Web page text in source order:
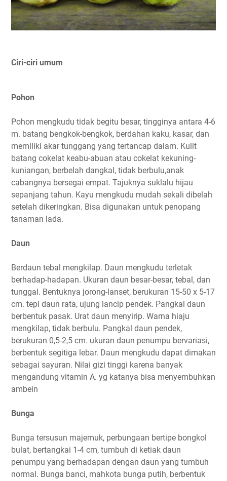
Ciri-ciri umum
Pohon
Pohon mengkudu tidak begitu besar, tingginya antara 4-6
m. batang bengkok-bengkok, berdahan kaku, kasar, dan
memiliki akar tunggang yang tertancap dalam. Kulit
batang cokelat keabu-abuan atau cokelat kekuning-
kuniangan, berbelah dangkal, tidak berbulu,anak
cabangnya bersegai empat. Tajuknya suklalu hijau
sepanjang tahun. Kayu mengkudu mudah sekali dibelah
setelah dikeringkan. Bisa digunakan untuk penopang
tanaman lada.
Daun
Berdaun tebal mengkilap. Daun mengkudu terletak
berhadap-hadapan. Ukuran daun besar-besar, tebal, dan
tunggal. Bentuknya jorong-lanset, berukuran 15-50 x 5-17
cm. tepi daun rata, ujung lancip pendek. Pangkal daun
berbentuk pasak. Urat daun menyirip. Warna hiaju
mengkilap, tidak berbulu. Pangkal daun pendek,
berukuran 0,5-2,5 cm. ukuran daun penumpu bervariasi,
berbentuk segitiga lebar. Daun mengkudu dapat dimakan
sebagai sayuran. Nilai gizi tinggi karena banyak
mengandung vitamin A. yg katanya bisa menyembuhkan
ambein
Bunga
Bunga tersusun majemuk, perbungaan bertipe bongkol
bulat, bertangkai 1-4 cm, tumbuh di ketiak daun
penumpu yang berhadapan dengan daun yang tumbuh
normal. Bunga banci, mahkota bunga putih, berbentuk